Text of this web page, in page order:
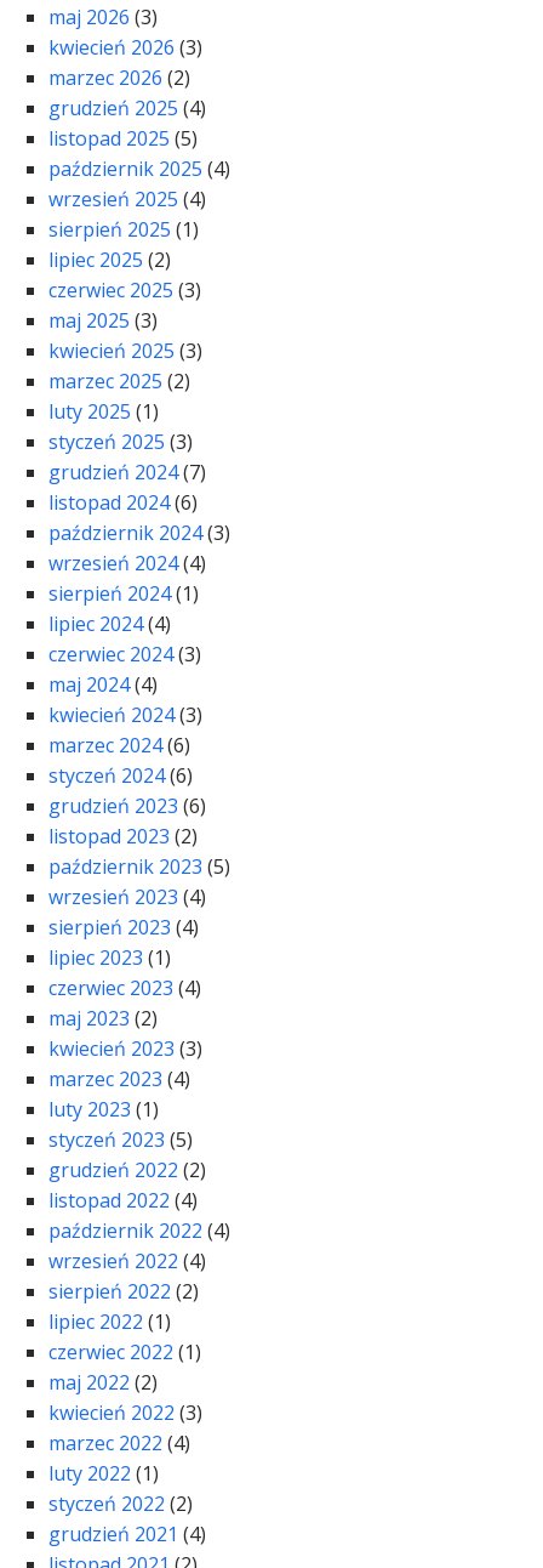
maj 2026 (3)
kwiecień 2026 (3)
marzec 2026 (2)
grudzień 2025 (4)
listopad 2025 (5)
październik 2025 (4)
wrzesień 2025 (4)
sierpień 2025 (1)
lipiec 2025 (2)
czerwiec 2025 (3)
maj 2025 (3)
kwiecień 2025 (3)
marzec 2025 (2)
luty 2025 (1)
styczeń 2025 (3)
grudzień 2024(7)
listopad 2024(6)
październik 2024(3)
wrzesień 2024(4)
sierpień 2024(1)
lipiec 2024(4)
czerwiec 2024(3)
maj 2024(4)
kwiecień 2024(3)
marzec 2024(6)
styczeń 2024(6)
grudzień 2023 (6)
listopad 2023 (2)
październik 2023 (5)
wrzesień 2023 (4)
sierpień 2023 (4)
lipiec 2023 (1)
czerwiec 2023 (4)
maj 2023 (2)
kwiecień 2023 (3)
marzec 2023 (4)
luty 2023 (1)
styczeń 2023 (5)
grudzień 2022 (2)
listopad 2022 (4)
październik 2022 (4)
wrzesień 2022 (4)
sierpień 2022 (2)
lipiec 2022 (1)
czerwiec 2022 (1)
maj 2022 (2)
kwiecień 2022 (3)
marzec 2022 (4)
luty 2022 (1)
styczeń 2022 (2)
grudzień 2021 (4)